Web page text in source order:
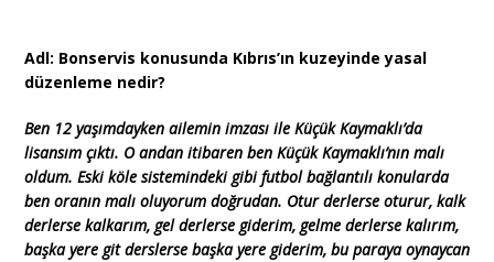
Adl: Bonservis konusunda Kıbrıs’ın kuzeyinde yasal
düzenleme nedir?
Ben 12 yaşımdayken ailemin imzası ile Küçük Kaymaklı’da
lisansım çıktı. O andan itibaren ben Küçük Kaymaklı’nın malı
oldum. Eski köle sistemindeki gibi futbol bağlantılı konularda
ben oranın malı oluyorum doğrudan. Otur derlerse oturur, kalk
derlerse kalkarım, gel derlerse giderim, gelme derlerse kalırım,
başka yere git derslerse başka yere giderim, bu paraya oynaycan